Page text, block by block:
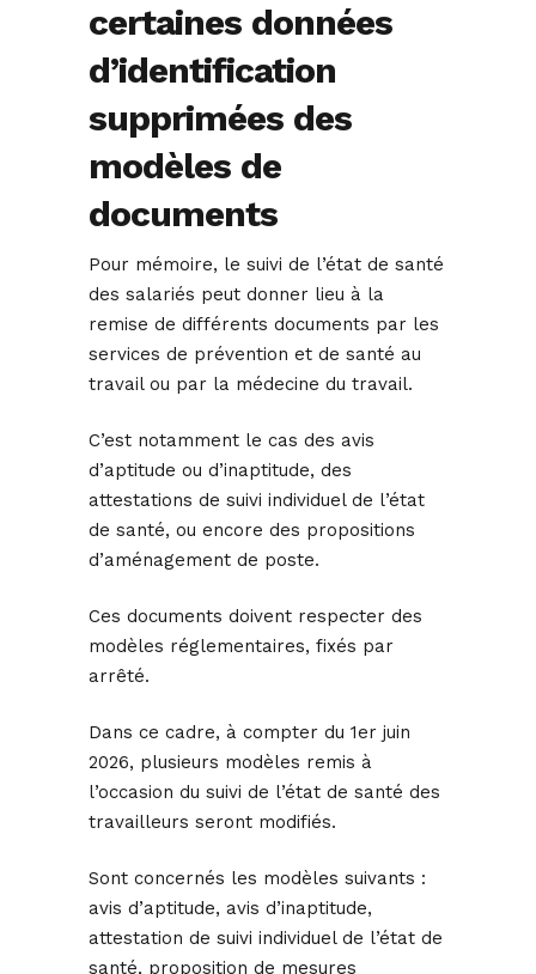
certaines données
d’identification
supprimées des
modèles de
documents
Pour mémoire, le suivi de l’état de santé
des salariés peut donner lieu à la
remise de différents documents par les
services de prévention et de santé au
travail ou par la médecine du travail.
C’est notamment le cas des avis
d’aptitude ou d’inaptitude, des
attestations de suivi individuel de l’état
de santé, ou encore des propositions
d’aménagement de poste.
Ces documents doivent respecter des
modèles réglementaires, fixés par
arrêté.
Dans ce cadre, à compter du 1er juin
2026, plusieurs modèles remis à
l’occasion du suivi de l’état de santé des
travailleurs seront modifiés.
Sont concernés les modèles suivants :
avis d’aptitude, avis d’inaptitude,
attestation de suivi individuel de l’état de
santé, proposition de mesures